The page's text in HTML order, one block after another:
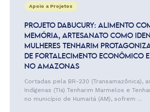
Apoio a Projetos
PROJETO DABUCURY: ALIMENTO
MEMÓRIA, ARTESANATO COMO
MULHERES TENHARIM
DE FORTALECIMENTO ECONÔMICO
NO AMAZONAS
Cortadas pela BR-230 (Transamazônica),
Indígenas (TIs) Tenharim Marmelos e
no município de Humaitá (AM), sofrem ...